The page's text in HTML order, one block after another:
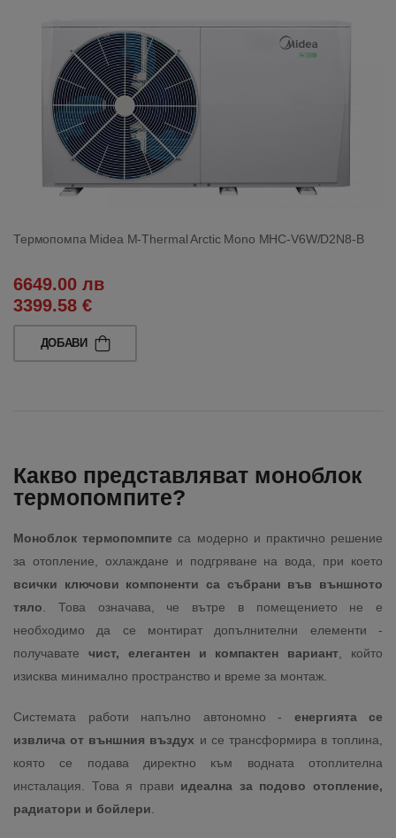
Термопомпа Midea M-Thermal Arctic Mono MHC-V6W/D2N8-B
6649.00 лв
3399.58 €
ДОБАВИ
Какво представляват моноблок
термопомпите?
Моноблок термопомпите са модерно и практично решение
за отопление, охлаждане и подгряване на вода, при което
всички ключови компоненти са събрани във външното
тяло . Това означава, че вътре в помещението не е
необходимо да се монтират допълнителни елементи -
получавате чист, елегантен и компактен вариант , който
изисква минимално пространство и време за монтаж.
Системата работи напълно автономно - енергията се
извлича от външния въздух и се трансформира в топлина,
която се подава директно към водната отоплителна
инсталация. Това я прави идеална за подово отопление,
радиатори и бойлери